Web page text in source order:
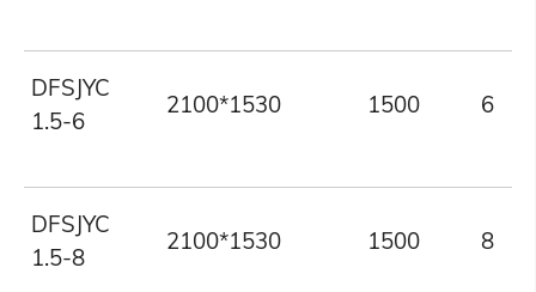
DFSJYC
1.5-6
2100*1530 1500 6
DFSJYC
1.5-8
2100*1530 1500 8